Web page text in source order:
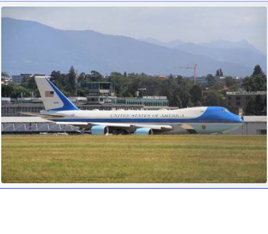
je suis un avion@,._,+: Bonjour je viens d'arriver il y a quelques
moi et quelques avions n'ont pas les mêmes noms qu'aujourd'hui
: Bonjourà toutes et à tous.en espérantque ces
quelques images du Pays Basque vous auront plu ; Agur…
: Je me rattraperai à la Ferté samedi
d9pouces : Malheureusement nonun peu trop loin pour moi !
fox_50: Bonjour, certains parmis vous étaient-ils présent au
meeting de Lann Bihoué de 2026 ?
cachée dans les pins: Coucou et excellente année 2026 à tous et
au site!
jericho: Bonne année et tous mes meilleurs voeux à tous pour
2026 !
little boy: je vous souhaite un bon réveillon pour cette nouvelle